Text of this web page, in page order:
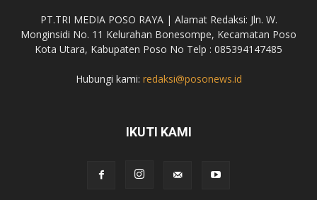
PT.TRI MEDIA POSO RAYA | Alamat Redaksi: Jln. W.
Monginsidi No. 11 Kelurahan Bonesompe, Kecamatan Poso
Kota Utara, Kabupaten Poso No Telp : 085394147485
Hubungi kami: redaksi@posonews.id
IKUTI KAMI